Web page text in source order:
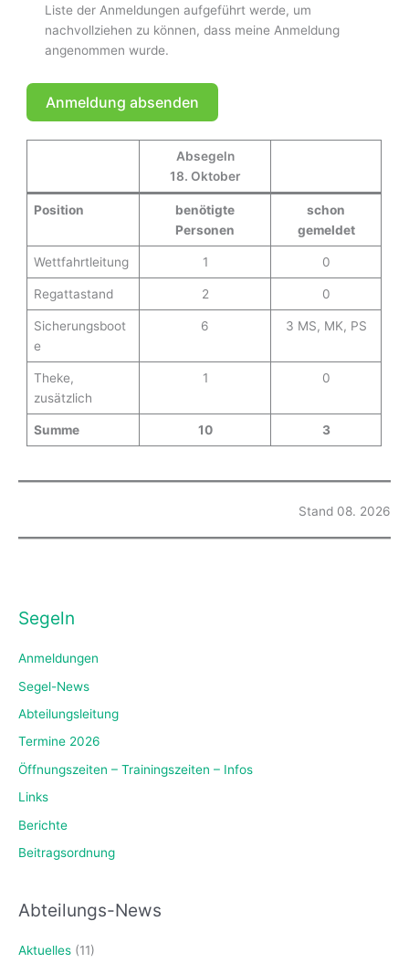
Liste der Anmeldungen aufgeführt werde, um
nachvollziehen zu können, dass meine Anmeldung
angenommen wurde.
Anmeldung absenden
t
n
i
e
Absegeln
18. Oktober
Position
benötigte
Personen
schon
gemeldet
Wettfahrtleitung 1 0
Regattastand 2 0
Sicherungsboot
e
6 3 MS, MK, PS
Theke,
zusätzlich
1 0
Summe 10 3
Stand 08. 2026
Segeln
Anmeldungen
Segel-News
Abteilungsleitung
Termine 2026
Öffnungszeiten – Trainingszeiten – Infos
Links
Berichte
Beitragsordnung
Abteilungs-News
Aktuelles (11)